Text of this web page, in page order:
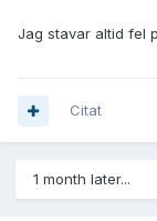
Jag stavar altid fel
Citat
1 month later...